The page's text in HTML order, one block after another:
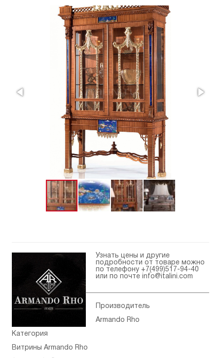
Узнать цены и другие
подробности от товаре можно
по телефону +7(499)517-94-40
или по почте
info@italini.com
Производитель
Armando Rho
Категория
Витрины Armando Rho